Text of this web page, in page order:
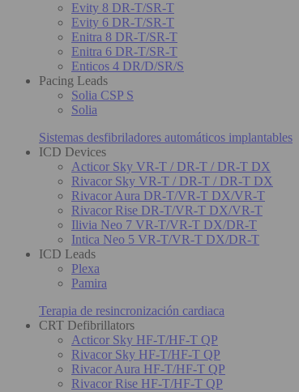
Evity 8 DR-T/SR-T
Evity 6 DR-T/SR-T
Enitra 8 DR-T/SR-T
Enitra 6 DR-T/SR-T
Enticos 4 DR/D/SR/S
Pacing Leads
Solia CSP S
Solia
Sistemas desfibriladores automáticos implantables
ICD Devices
Acticor Sky VR-T / DR-T / DR-T DX
Rivacor Sky VR-T / DR-T / DR-T DX
Rivacor Aura DR-T/VR-T DX/VR-T
Rivacor Rise DR-T/VR-T DX/VR-T
Ilivia Neo 7 VR-T/VR-T DX/DR-T
Intica Neo 5 VR-T/VR-T DX/DR-T
ICD Leads
Plexa
Pamira
Terapia de resincronización cardiaca
CRT Defibrillators
Acticor Sky HF-T/HF-T QP
Rivacor Sky HF-T/HF-T QP
Rivacor Aura HF-T/HF-T QP
Rivacor Rise HF-T/HF-T QP